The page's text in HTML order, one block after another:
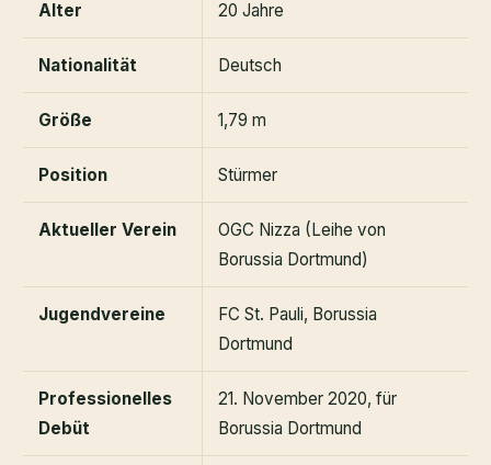
Alter 20 Jahre
Nationalität Deutsch
Größe 1,79 m
Position Stürmer
Aktueller Verein
OGC Nizza (Leihe von
Borussia Dortmund)
Jugendvereine
FC St. Pauli, Borussia
Dortmund
Professionelles
Debüt
21. November 2020, für
Borussia Dortmund